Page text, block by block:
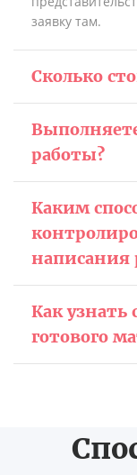
заявку там.
Сколько
работы?
Каким
написания
Как узнать
готового